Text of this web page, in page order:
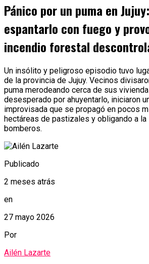
Pánico por un puma en
espantarlo con fuego y
incendio forestal
Un insólito y peligroso episodio tuvo
de la provincia de Jujuy. Vecinos
puma merodeando cerca de sus
desesperado por ahuyentarlo, iniciaron
improvisada que se propagó en pocos
hectáreas de pastizales y obligando a
bomberos.
Publicado
2 meses atrás
en
27 mayo 2026
Por
Ailén Lazarte